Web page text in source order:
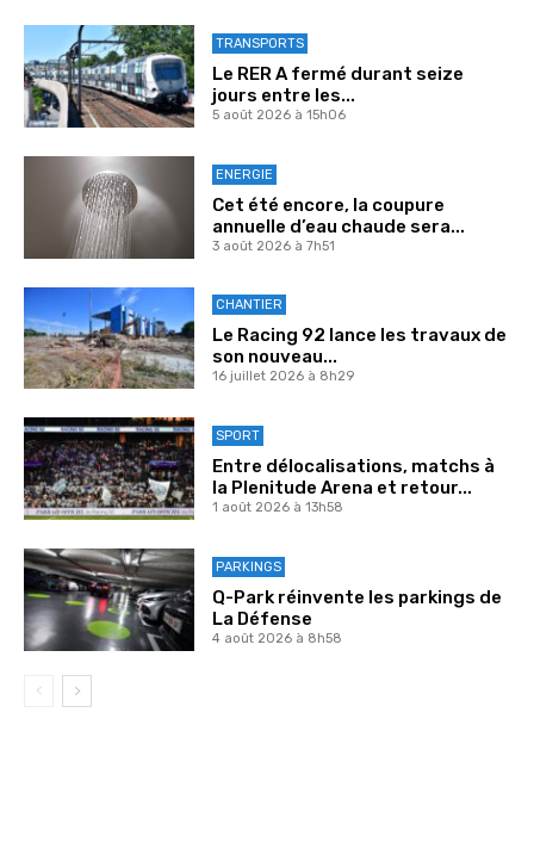
TRANSPORTS
Le RER A fermé durant seize
jours entre les...
5 août 2026 à 15h06
ENERGIE
Cet été encore, la coupure
annuelle d’eau chaude sera...
3 août 2026 à 7h51
CHANTIER
Le Racing 92 lance les travaux de
son nouveau...
16 juillet 2026 à 8h29
SPORT
Entre délocalisations, matchs à
la Plenitude Arena et retour...
1 août 2026 à 13h58
PARKINGS
Q-Park réinvente les parkings de
La Défense
4 août 2026 à 8h58